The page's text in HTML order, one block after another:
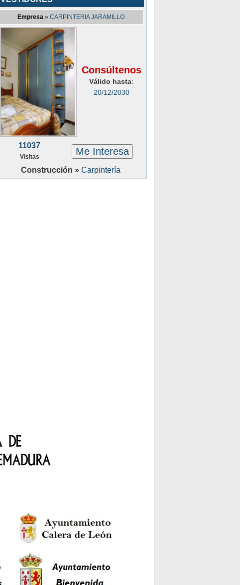
Empresa» CARPINTERIA JARAMILLO
Consúltenos
Válido hasta:
20/12/2030
11037
Visitas Me Interesa
Construcción » Carpintería